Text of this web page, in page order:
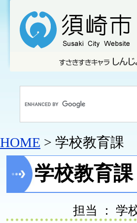
HOME > 学校教育課
学校教育課
担当 ： 学